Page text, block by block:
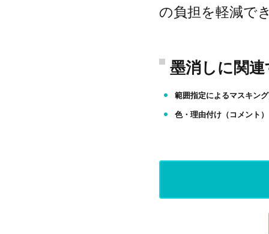
の負担を軽減で
墨消しに関
範囲指定によるマスキン
色・理由付け（コメント